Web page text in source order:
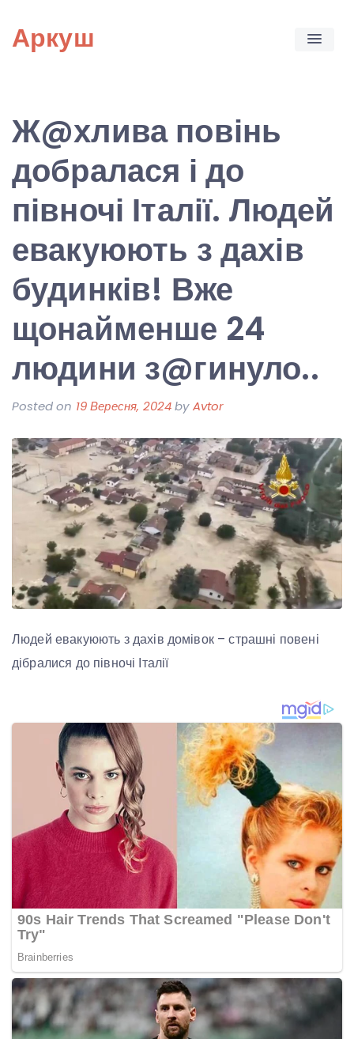
content
Аркуш
Ж@хлива повінь
добралася і до
півночі Італії. Людей
евакуюють з дахів
будинків! Вже
щонайменше 24
людини з@гинуло..
Posted on 19 Вересня, 2024byAvtor
Людей евакуюють з дахів домівок – страшні повені
дібралися до півночі Італії